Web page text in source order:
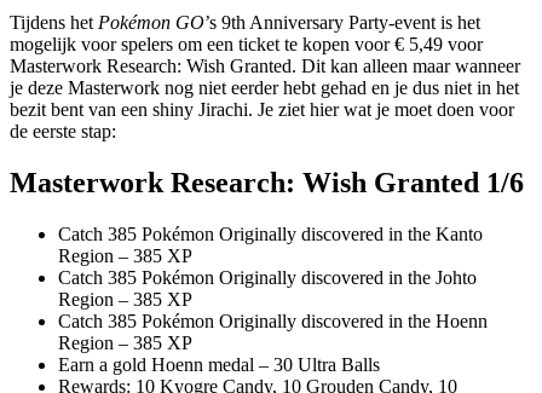
Tijdens het Pokémon GO’s 9th Anniversary Party-event is het
mogelijk voor spelers om een ticket te kopen voor € 5,49 voor
Masterwork Research: Wish Granted. Dit kan alleen maar wanneer
je deze Masterwork nog niet eerder hebt gehad en je dus niet in het
bezit bent van een shiny Jirachi. Je ziet hier wat je moet doen voor
de eerste stap:
Masterwork Research: Wish Granted 1/6
Catch 385 Pokémon Originally discovered in the Kanto
Region – 385 XP
Catch 385 Pokémon Originally discovered in the Johto
Region – 385 XP
Catch 385 Pokémon Originally discovered in the Hoenn
Region – 385 XP
Earn a gold Hoenn medal – 30 Ultra Balls
Rewards: 10 Kyogre Candy, 10 Grouden Candy, 10